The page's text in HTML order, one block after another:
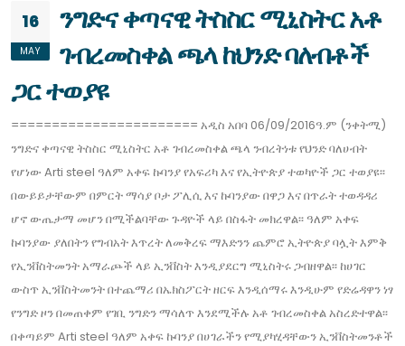
16
MAY
ንግድና ቀጣናዊ ትስስር ሚኒስትር አቶ
ገብረመስቀል ጫላ ከህንድ ባለብቶች
ጋር ተወያዩ
======================= አዲስ አበባ 06/09/2016ዓ.ም (ንቀትሚ)
ንግድና ቀጣናዊ ትስስር ሚኒስትር አቶ ገብረመስቀል ጫላ ንብረትነቱ የህንድ ባለሀብት
የሆነው Arti steel ዓለም አቀፍ ኩባንያ የአፍሪካ እና የኢትዮጵያ ተወካዮች ጋር ተወያዩ፡፡
በውይይታቸውም በምርት ማሳያ ቦታ ፖሊሲ እና ኩባንያው በዋጋ እና በጥራት ተወዳዳሪ
ሆኖ ውጤታማ መሆን በሚችልባቸው ጉዳዮች ላይ በስፋት መክረዋል፡፡ ዓለም አቀፍ
ኩባንያው ያለበትን የግብአት እጥረት ለመቅረፍ ማእድንን ጨምሮ ኢትዮጵያ ባሏት እምቅ
የኢንቨስትመንት አማራጮች ላይ ኢንቨስት እንዲያደርግ ሚኒስትሩ ጋብዘዋል፡፡ ከሀገር
ውስጥ ኢንቨስትመንት በተጨማሪ በኤክስፖርት ዘርፍ እንዲሰማሩ እንዲሁም የድሬዳዋን ነፃ
የንግድ ዞን በመጠቀም የገቢ ንግድን ማሳለጥ እንደሚችሉ አቶ ገብረመስቀል አስረድተዋል፡፡
በቀጣይም Arti steel ዓለም አቀፍ ኩባንያ በሀገራችን የሚያካሂዳቸውን ኢንቨስትመንቶች